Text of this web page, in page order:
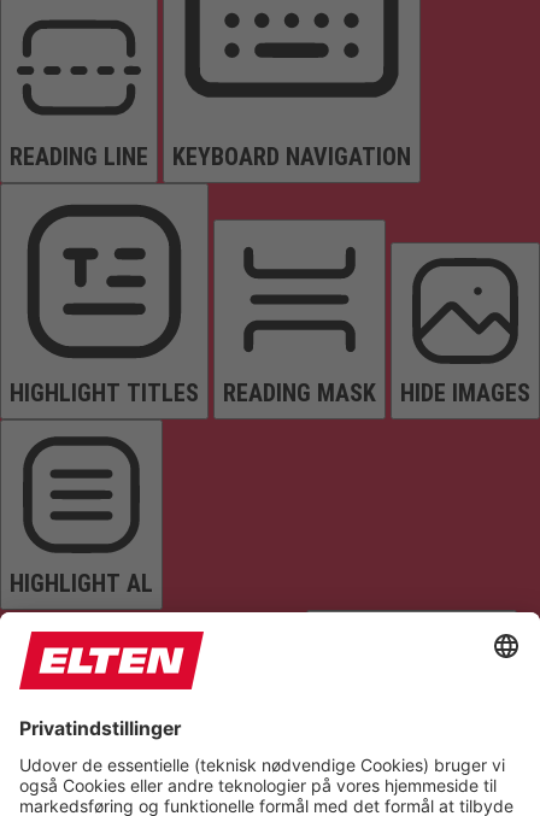
READING LINE KEYBOARD NAVIGATION
HIGHLIGHT TITLES READING MASK HIDE IMAGES
HIGHLIGHT AL